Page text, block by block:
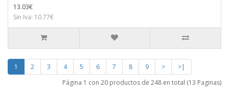
13.03€
Sin Iva: 10.77€
1 2 3 4 5 6 7 8 9 >
>|
Página 1 con 20 productos de 248 en total (13 Paginas)